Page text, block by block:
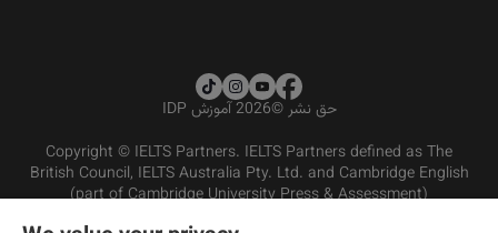
حق نشر©2026 آموزش IDP
Copyright © IELTS Partners. IELTS Partners defined as The
British Council, IELTS Australia Pty. Ltd. and Cambridge English
(part of Cambridge University Press & Assessment)